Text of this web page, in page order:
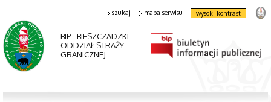
BIP - BIESZCZADZKI
ODDZIAŁ STRAŻY
GRANICZNEJ
szukaj mapa serwisu wysoki kontrast